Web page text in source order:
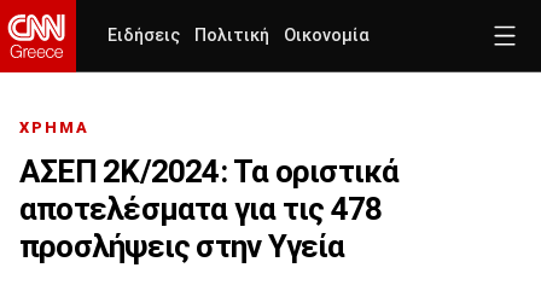
Ειδήσεις Πολιτική Οικονομία
ΧΡΗΜΑ
ΑΣΕΠ 2Κ/2024: Τα οριστικά
αποτελέσματα για τις 478
προσλήψεις στην Υγεία